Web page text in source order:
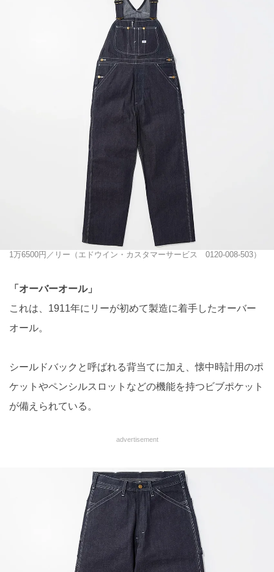
1万6500円／リー（エドウイン・カスタマーサービス 0120-008-503）
「オーバーオール」
これは、1911年にリーが初めて製造に着手したオーバー
オール。
シールドバックと呼ばれる背当てに加え、懐中時計用のポ
ケットやペンシルスロットなどの機能を持つビブポケット
が備えられている。
advertisement